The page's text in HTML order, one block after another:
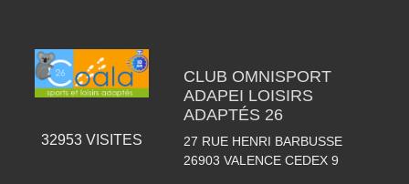
32953VISITES
CLUB OMNISPORT
ADAPEI LOISIRS
ADAPTÉS 26
27 RUE HENRI BARBUSSE
26903 VALENCE CEDEX 9